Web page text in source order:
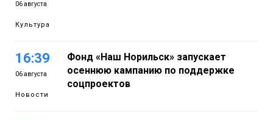
06 августа
Культура
16:39
06 августа
Новости
Фонд «Наш Норильск» запускает
осеннюю кампанию по поддержке
соцпроектов